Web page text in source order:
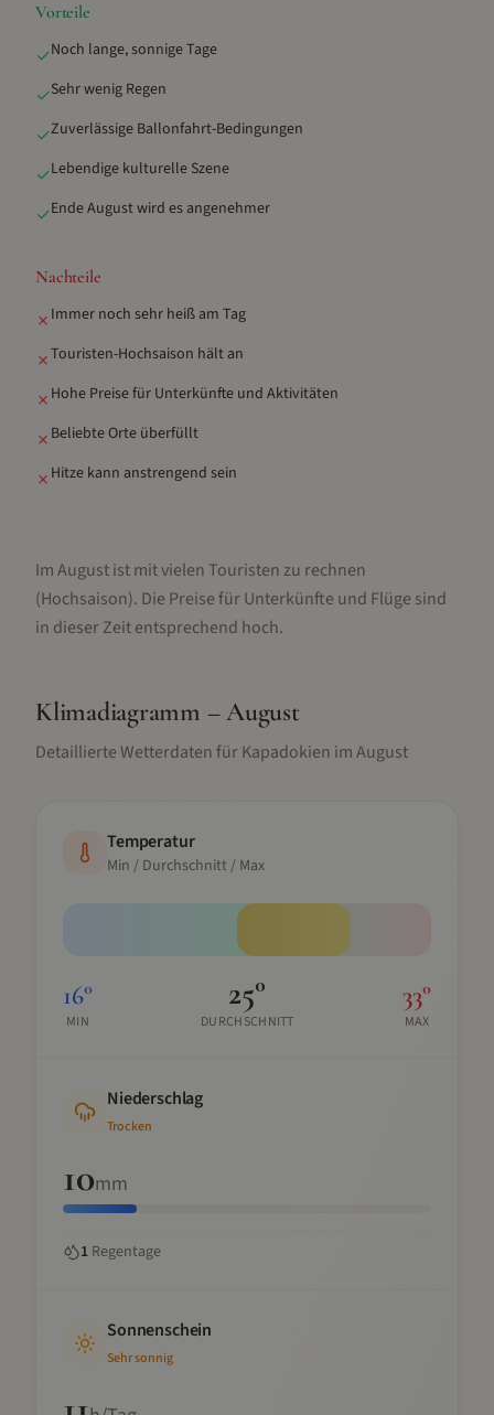
Vorteile
✓Noch lange, sonnige Tage
✓Sehr wenig Regen
✓Zuverlässige Ballonfahrt-Bedingungen
✓Lebendige kulturelle Szene
✓Ende August wird es angenehmer
Nachteile
✗ Immer noch sehr heiß am Tag
✗Touristen-Hochsaison hält an
✗ Hohe Preise für Unterkünfte und Aktivitäten
✗ Beliebte Orte überfüllt
✗ Hitze kann anstrengend sein
Im August ist mit vielen Touristen zu rechnen
(Hochsaison). Die Preise für Unterkünfte und Flüge sind
in dieser Zeit entsprechend hoch.
Klimadiagramm –August
Detaillierte Wetterdaten fürKapadokien imAugust
Temperatur
Min / Durchschnitt / Max
16°
MIN
25°
DURCHSCHNITT
33°
MAX
Niederschlag
Trocken
10mm
1 Regentage
Sonnenschein
Sehr sonnig